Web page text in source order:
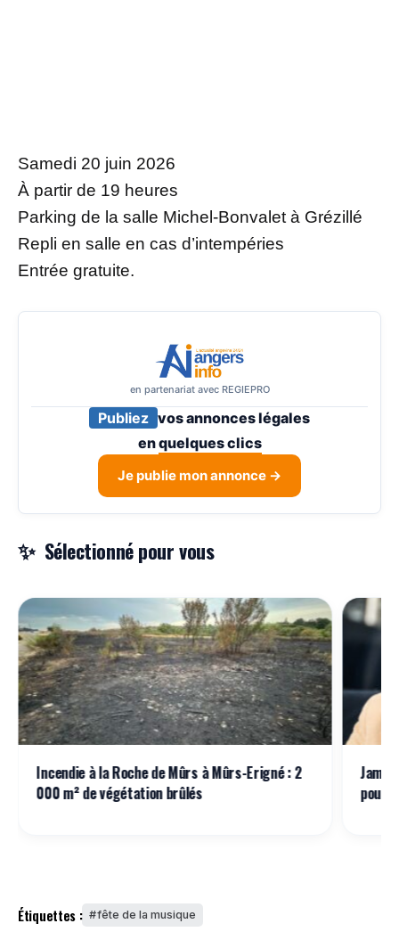
Samedi 20 juin 2026
À partir de 19 heures
Parking de la salle Michel-Bonvalet à Grézillé
Repli en salle en cas d’intempéries
Entrée gratuite.
en partenariat avec REGIEPRO
Publiez vos annonces légales
enquelques clics
Je publie mon annonce →
Sélectionné pour vous
Incendie à la Roche de Mûrs à Mûrs-Erigné : 2
000 m² de végétation brûlés
Jamel
Étiquettes : fête de la musique